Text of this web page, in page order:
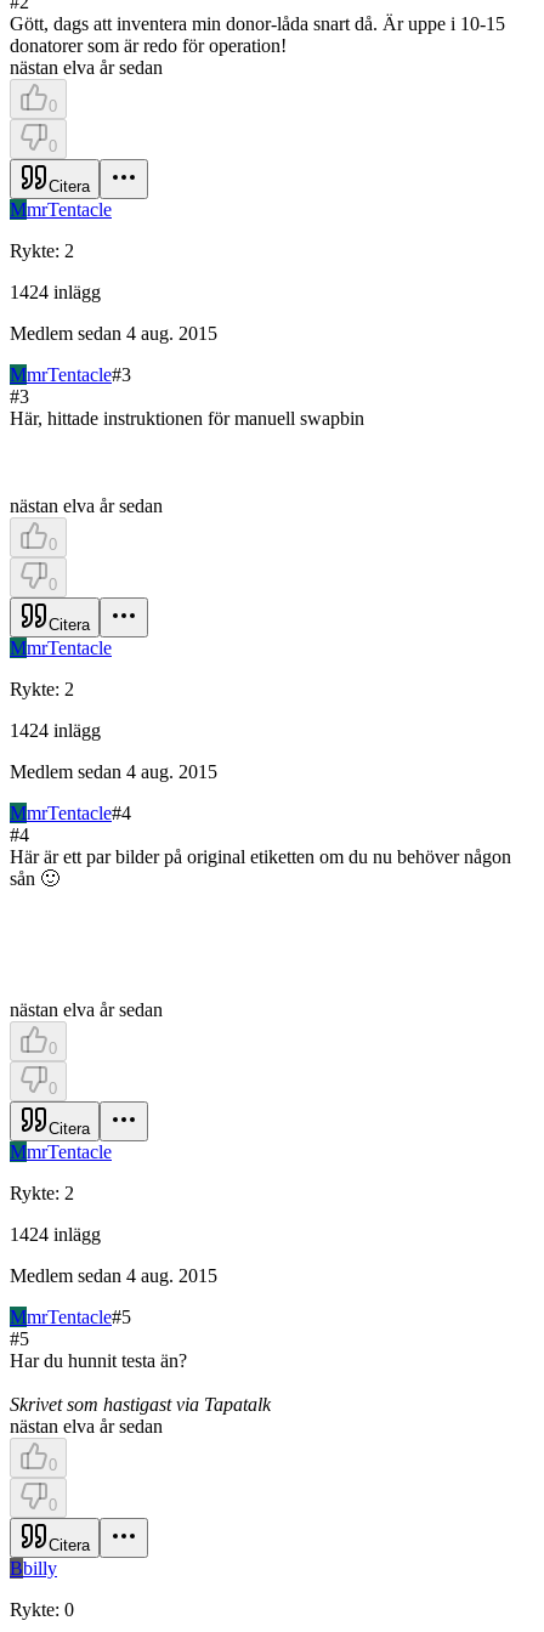
Gött, dags att inventera min donor-låda snart då. Är uppe i 10-15
donatorer som är redo för operation!
nästan elva år sedan
0
0
Citera
MmrTentacle
Rykte: 2
1424 inlägg
Medlem sedan 4 aug. 2015
MmrTentacle#3
#3
Här, hittade instruktionen för manuell swapbin
nästan elva år sedan
0
0
Citera
MmrTentacle
Rykte: 2
1424 inlägg
Medlem sedan 4 aug. 2015
MmrTentacle#4
#4
Här är ett par bilder på original etiketten om du nu behöver någon
sån 🙂
nästan elva år sedan
0
0
Citera
MmrTentacle
Rykte: 2
1424 inlägg
Medlem sedan 4 aug. 2015
MmrTentacle#5
#5
Har du hunnit testa än?
Skrivet som hastigast via Tapatalk
nästan elva år sedan
0
0
Citera
Bbilly
Rykte: 0